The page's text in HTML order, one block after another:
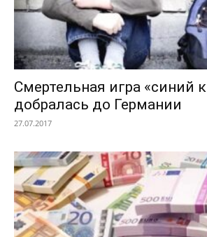
Смертельная игра «синий
добралась до Германии
27.07.2017